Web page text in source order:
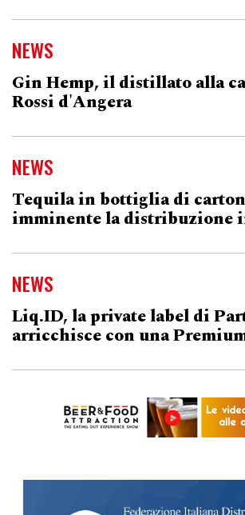
NEWS
Gin Hemp, il distillato alla
Rossi d'Angera
NEWS
Tequila in bottiglia di
imminente la distribuzione
NEWS
Liq.ID, la private label di
arricchisce con una